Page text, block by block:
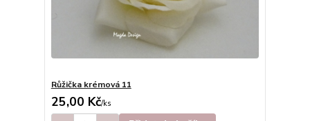
Růžička krémová 11
25,00 Kč/ks